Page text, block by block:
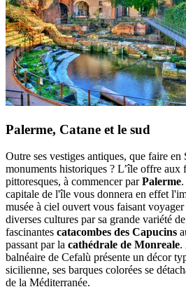
Palerme, Catane et le sud
Outre ses vestiges antiques, que faire
monuments historiques ? L’île offre aux
pittoresques, à commencer parPalerme
capitale de l'île vous donnera en effet
musée à ciel ouvert vous faisant voyager
diverses cultures par sa grande variété
fascinantes catacombes des Capucins
passant par la cathédrale de Monreale.
balnéaire de Cefalù présente un décor
sicilienne, ses barques colorées se
de la Méditerranée.